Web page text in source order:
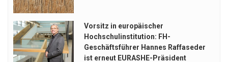
Vorsitz in europäischer
Hochschulinstitution: FH-
Geschäftsführer Hannes Raffaseder
ist erneut EURASHE-Präsident